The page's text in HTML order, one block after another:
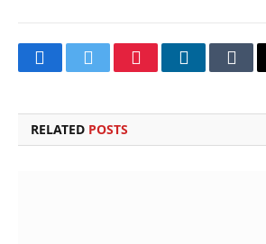
FacebookTwitterPinterestLinkedIn
RELATED POSTS